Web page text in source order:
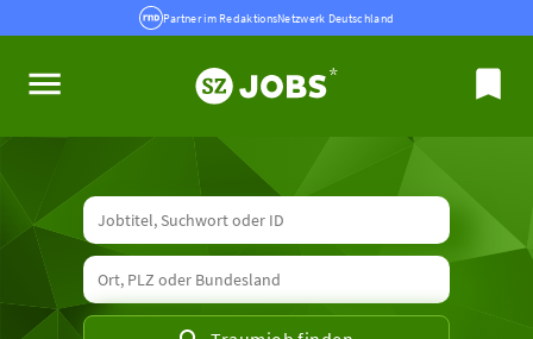
Partner im RedaktionsNetzwerk Deutschland